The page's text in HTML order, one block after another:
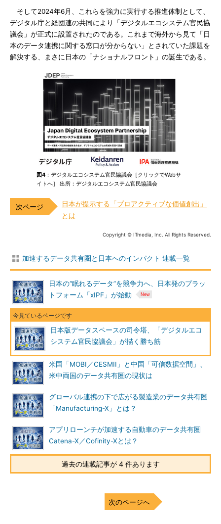
そして2024年6月、これらを強力に実行する推進体制として、
デジタル庁と経団連の共同により「デジタルエコシステム官民協
議会」が正式に設置されたのである。これまで海外から見て「日
本のデータ連携に関する窓口が分からない」とされていた課題を
解決する、まさに日本の「ナショナルフロント」の誕生である。
図4 ：デジタルエコシステム官民協議会［クリックでWebサ
イトへ］ 出所：デジタルエコシステム官民協議会
日本が提示する「プロアクティブな価値創出」
とは
Copyright © ITmedia, Inc. All Rights Reserved.
加速するデータ共有圏と日本へのインパクト 連載一覧
日本の“眠れるデータ”を競争力へ、日本発のプラッ
トフォーム「xIPF」が始動
日本版データスペースの司令塔、「デジタルエコ
システム官民協議会」が描く勝ち筋
米国「MOBI／CESMII」と中国「可信数据空間」、
米中両国のデータ共有圏の現状は
グローバル連携の下で広がる製造業のデータ共有圏
「Manufacturing-X」とは？
アプリローンチが加速する自動車のデータ共有圏
Catena-X／Cofinity-Xとは？
過去の連載記事が 4 件あります
次のページへ